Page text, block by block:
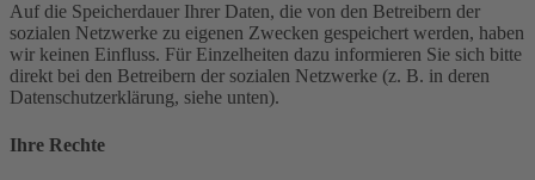
Auf die Speicherdauer Ihrer Daten, die von den Betreibern der
sozialen Netzwerke zu eigenen Zwecken gespeichert werden, haben
wir keinen Einfluss. Für Einzelheiten dazu informieren Sie sich bitte
direkt bei den Betreibern der sozialen Netzwerke (z. B. in deren
Datenschutzerklärung, siehe unten).
Ihre Rechte